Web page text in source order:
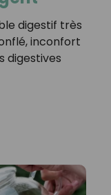
digestif très
inconfort
digestives